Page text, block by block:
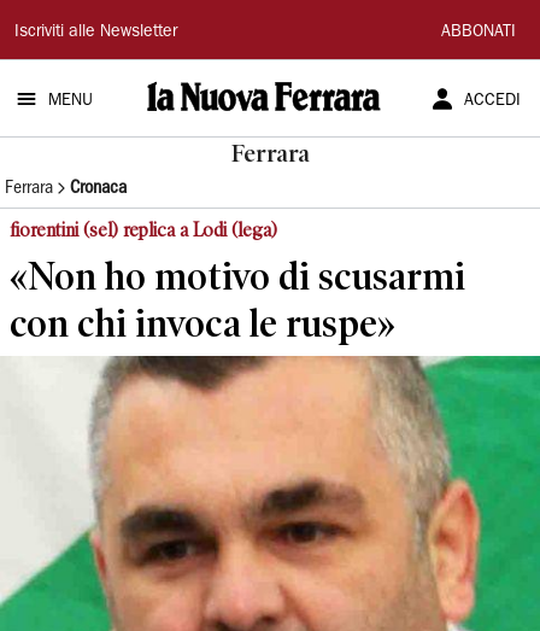
La
Nuova
Ferrara
Iscriviti alle Newsletter ABBONATI
MENU ACCEDI
Ferrara
Ferrara Cronaca
fiorentini (sel) replica a Lodi (lega)
«Non ho motivo di scusarmi
con chi invoca le ruspe»